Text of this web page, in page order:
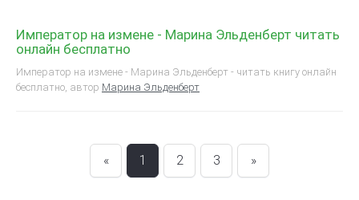
Император на измене - Марина Эльденберт читать
онлайн бесплатно
Император на измене - Марина Эльденберт - читать книгу онлайн
бесплатно, автор Марина Эльденберт
« 1 2 3 »